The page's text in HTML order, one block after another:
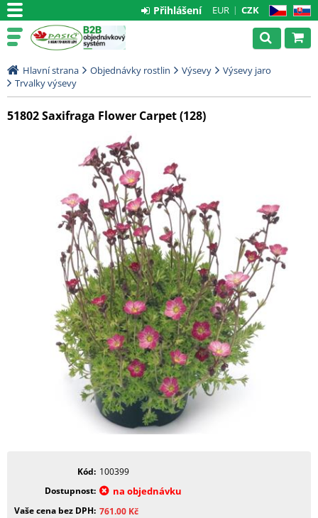
CZ SK
EUR CZK
Přihlášení
Hlavní strana Objednávky rostlin Výsevy
Výsevy jaro
Trvalky výsevy
51802 Saxifraga Flower Carpet (128)
Kód 100399
Dostupnost
na objednávku
Vaše cena bez DPH 761.00 Kč